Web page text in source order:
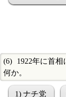
1922年に首
何か。
1) ナチ党